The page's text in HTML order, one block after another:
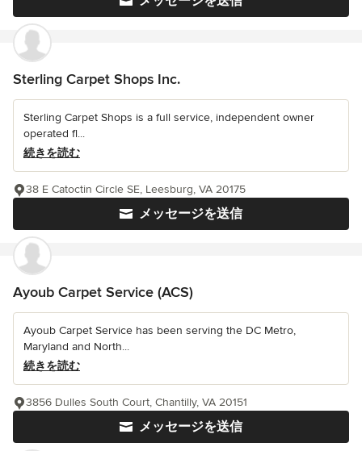
Sterling Carpet Shops Inc.
Sterling Carpet Shops is a full service, independent owner
operated fl...
続きを読む
メッセージを送信
38 E Catoctin Circle SE, Leesburg, VA 20175
Ayoub Carpet Service (ACS)
Ayoub Carpet Service has been serving the DC Metro,
Maryland and North...
続きを読む
メッセージを送信
3856 Dulles South Court, Chantilly, VA 20151